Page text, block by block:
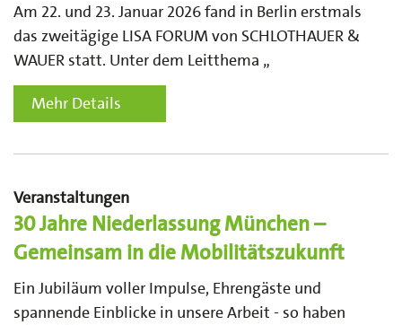
Am 22. und 23. Januar 2026 fand in Berlin erstmals
das zweitägige LISA FORUM von SCHLOTHAUER &
WAUER statt. Unter dem Leitthema „
Mehr Details
Veranstaltungen
30 Jahre Niederlassung München –
Gemeinsam in die Mobilitätszukunft
Ein Jubiläum voller Impulse, Ehrengäste und
spannende Einblicke in unsere Arbeit - so haben